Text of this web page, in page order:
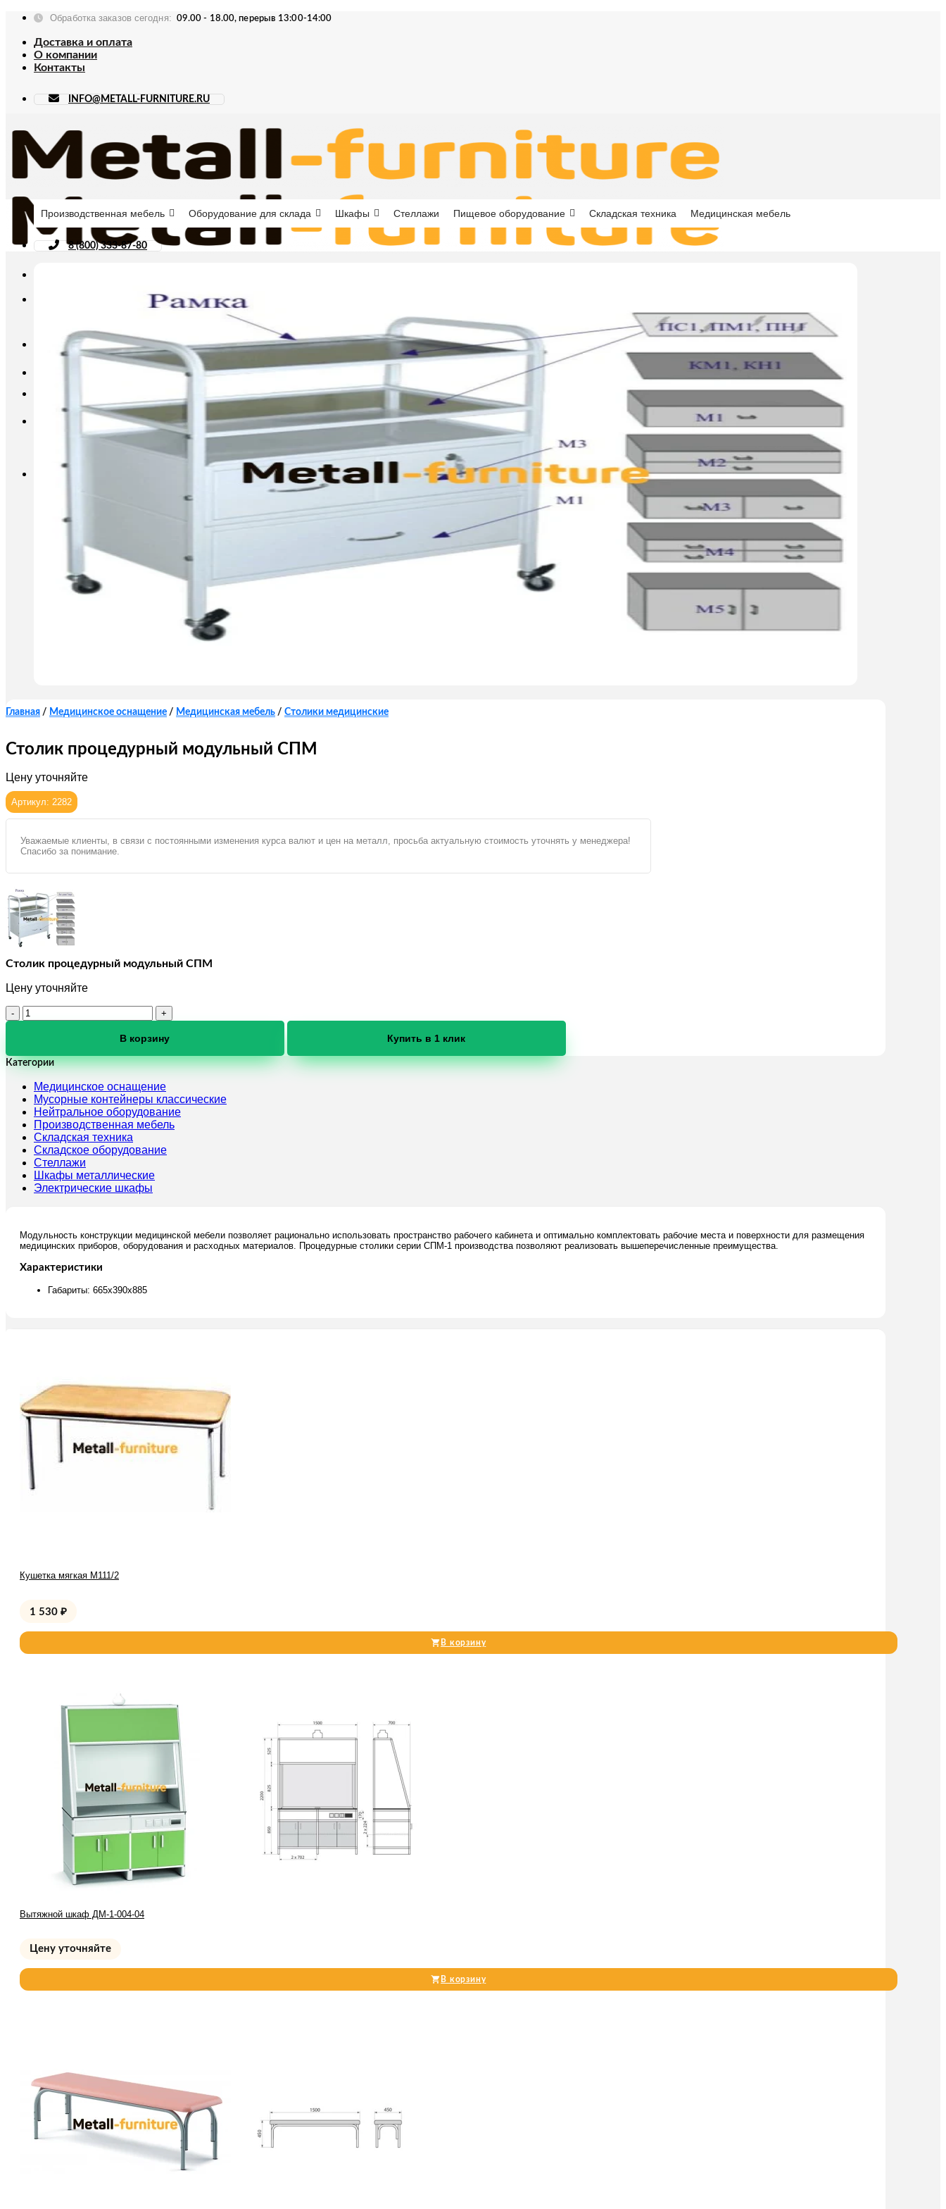
Skip
content
Обработка заказов сегодня: 09.00 - 18.00, перерыв 13:00-14:00
Доставка и оплата
О компании
Контакты
INFO@METALL-FURNITURE.RU
INFO@METALL-FURNITURE.RU
Производственная мебель Оборудование для склада Шкафы Стеллажи Пищевое оборудование Складская техника Медицинская мебель
8 (800) 333-87-80
Главная / Медицинское оснащение / Медицинская мебель / Столики медицинские
Столик процедурный модульный СПМ
Цену уточняйте
Артикул: 2282
Уважаемые клиенты, в связи с постоянными изменения курса валют и цен на металл, просьба актуальную стоимость уточнять у менеджера!
Спасибо за понимание.
Столик процедурный модульный СПМ
Цену уточняйте
Количество
товара
модульный
В корзину Купить в 1 клик
Категории
Медицинское оснащение
Мусорные контейнеры классические
Нейтральное оборудование
Производственная мебель
Складская техника
Складское оборудование
Стеллажи
Шкафы металлические
Электрические шкафы
Модульность конструкции медицинской мебели позволяет рационально использовать пространство рабочего кабинета и оптимально комплектовать рабочие места и поверхности для размещения
медицинских приборов, оборудования и расходных материалов. Процедурные столики серии СПМ-1 производства позволяют реализовать вышеперечисленные преимущества.
Характеристики
Габариты: 665х390х885
Кушетка мягкая М111/2
1 530 ₽
В корзину
Вытяжной шкаф ДМ-1-004-04
Цену уточняйте
В корзину